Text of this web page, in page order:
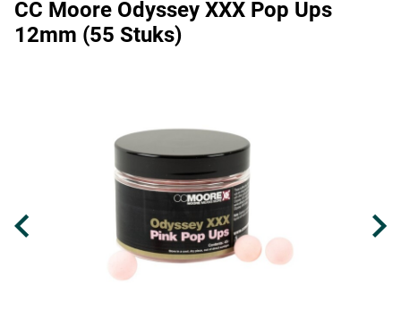
CC Moore Odyssey XXX Pop Ups
12mm (55 Stuks)